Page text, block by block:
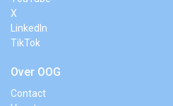
X
LinkedIn
TikTok
Over OOG
Contact